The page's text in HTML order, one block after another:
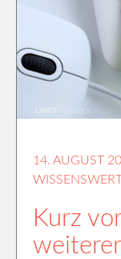
14. AUGUST
Kurz